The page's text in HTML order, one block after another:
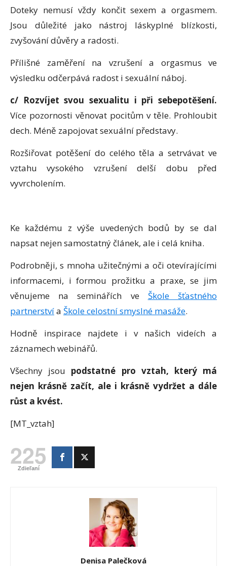
Doteky nemusí vždy končit sexem a orgasmem.
Jsou důležité jako nástroj láskyplné blízkosti,
zvyšování důvěry a radosti.
Přílišné zaměření na vzrušení a orgasmus ve
výsledku odčerpává radost i sexuální náboj.
c/ Rozvíjet svou sexualitu i při sebepotěšení.
Více pozornosti věnovat pocitům v těle. Prohloubit
dech. Méně zapojovat sexuální představy.
Rozšiřovat potěšení do celého těla a setrvávat ve
vztahu vysokého vzrušení delší dobu před
vyvrcholením.
Ke každému z výše uvedených bodů by se dal
napsat nejen samostatný článek, ale i celá kniha.
Podrobněji, s mnoha užitečnými a oči otevírajícími
informacemi, i formou prožitku a praxe, se jim
věnujeme na seminářích ve Škole šťastného
partnerstvía Škole celostní smyslné masáže.
Hodně inspirace najdete i v našich videích a
záznamech webinářů.
Všechny jsou podstatné pro vztah, který má
nejen krásně začít, ale i krásně vydržet a dále
růst a kvést.
[MT_vztah]
225
Zdieľaní
Denisa Palečková